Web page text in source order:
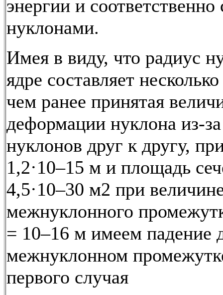
энергии и
нуклонами.
Имея в виду, что радиус
ядре составляет
чем ранее принятая
деформации нуклона из-
нуклонов друг к другу,
1,2·10–15 м и площадь
4,5·10–30 м2 при
межнуклонного
= 10–16 м имеем падение
межнуклонном
первого случая